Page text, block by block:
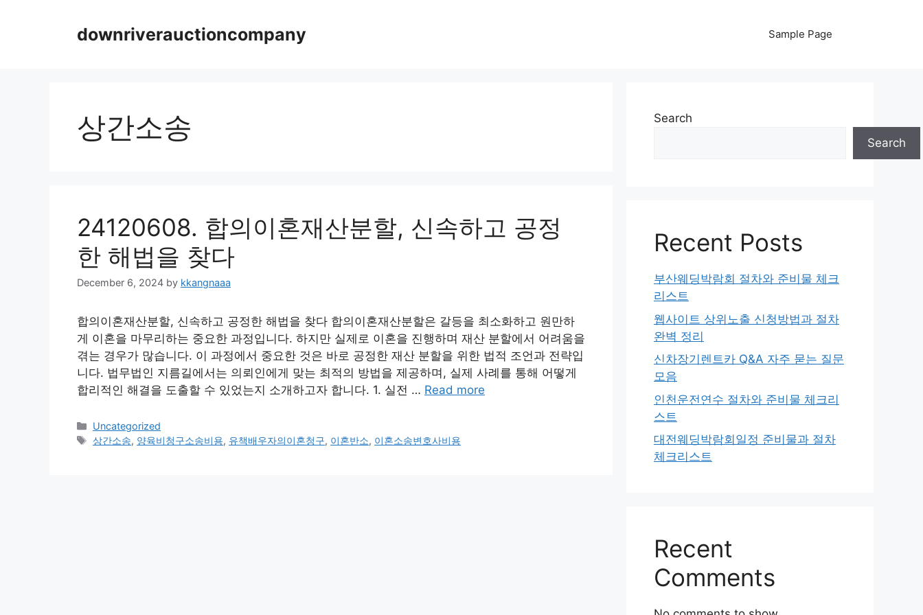
downriverauctioncompany Sample Page
상간소송
24120608. 합의이혼재산분할, 신속하고 공정
한 해법을 찾다
December 6, 2024 by kkangnaaa
합의이혼재산분할, 신속하고 공정한 해법을 찾다 합의이혼재산분할은 갈등을 최소화하고 원만하
게 이혼을 마무리하는 중요한 과정입니다. 하지만 실제로 이혼을 진행하며 재산 분할에서 어려움을
겪는 경우가 많습니다. 이 과정에서 중요한 것은 바로 공정한 재산 분할을 위한 법적 조언과 전략입
니다. 법무법인 지름길에서는 의뢰인에게 맞는 최적의 방법을 제공하며, 실제 사례를 통해 어떻게
합리적인 해결을 도출할 수 있었는지 소개하고자 합니다. 1. 실전 … Read more
Categories
Uncategorized
Tags
상간소송, 양육비청구소송비용, 유책배우자의이혼청구, 이혼반소, 이혼소송변호사비용
Search
Search
Recent Posts
부산웨딩박람회 절차와 준비물 체크
리스트
웹사이트 상위노출 신청방법과 절차
완벽 정리
신차장기렌트카 Q&A 자주 묻는 질문
모음
인천운전연수 절차와 준비물 체크리
스트
대전웨딩박람회일정 준비물과 절차
체크리스트
Recent
Comments